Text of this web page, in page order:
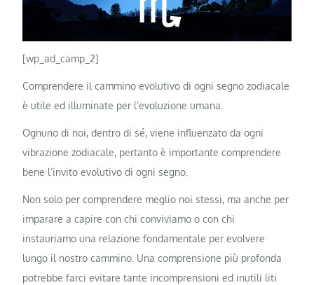
[wp_ad_camp_2]
Comprendere il cammino evolutivo di ogni segno zodiacale
è utile ed illuminate per l’evoluzione umana.
Ognuno di noi, dentro di sé, viene influenzato da ogni
vibrazione zodiacale, pertanto è importante comprendere
bene l’invito evolutivo di ogni segno.
Non solo per comprendere meglio noi stessi, ma anche per
imparare a capire con chi conviviamo o con chi
instauriamo una relazione fondamentale per evolvere
lungo il nostro cammino. Una comprensione più profonda
potrebbe farci evitare tante incomprensioni ed inutili liti